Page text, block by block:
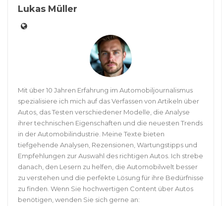
Lukas Müller
Mit über 10 Jahren Erfahrung im Automobiljournalismus
spezialisiere ich mich auf das Verfassen von Artikeln über
Autos, das Testen verschiedener Modelle, die Analyse
ihrer technischen Eigenschaften und die neuesten Trends
in der Automobilindustrie. Meine Texte bieten
tiefgehende Analysen, Rezensionen, Wartungstipps und
Empfehlungen zur Auswahl des richtigen Autos. Ich strebe
danach, den Lesern zu helfen, die Automobilwelt besser
zu verstehen und die perfekte Lösung für ihre Bedürfnisse
zu finden. Wenn Sie hochwertigen Content über Autos
benötigen, wenden Sie sich gerne an: